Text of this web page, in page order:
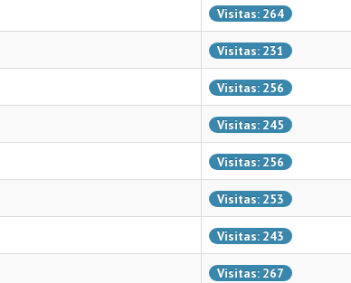
Visitas: 264
Visitas: 231
Visitas: 256
Visitas: 245
Visitas: 256
Visitas: 253
Visitas: 243
Visitas: 267